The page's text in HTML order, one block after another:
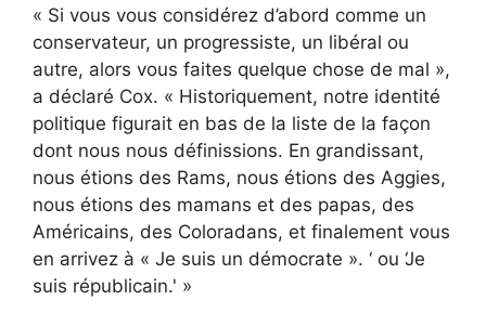
« Si vous vous considérez d’abord comme un
conservateur, un progressiste, un libéral ou
autre, alors vous faites quelque chose de mal »,
a déclaré Cox. « Historiquement, notre identité
politique figurait en bas de la liste de la façon
dont nous nous définissions. En grandissant,
nous étions des Rams, nous étions des Aggies,
nous étions des mamans et des papas, des
Américains, des Coloradans, et finalement vous
en arrivez à « Je suis un démocrate ». ‘ ou ‘Je
suis républicain.' »